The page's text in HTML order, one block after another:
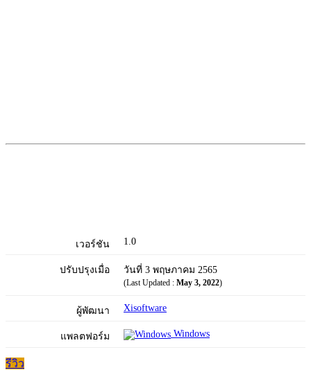
เวอร์ชัน 1.0
ปรับปรุงเมื่อ วันที่ 3 พฤษภาคม 2565
(Last Updated : May 3, 2022)
ผู้พัฒนา Xisoftware
แพลตฟอร์ม Windows
รีวิว